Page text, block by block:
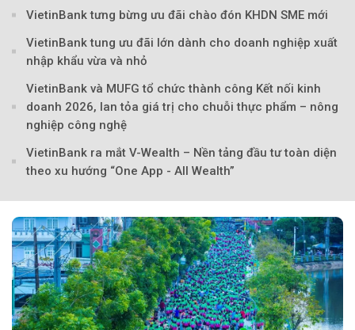
VietinBank tưng bừng ưu đãi chào đón KHDN SME mới
VietinBank tung ưu đãi lớn dành cho doanh nghiệp xuất
nhập khẩu vừa và nhỏ
VietinBank và MUFG tổ chức thành công Kết nối kinh
doanh 2026, lan tỏa giá trị cho chuỗi thực phẩm – nông
nghiệp công nghệ
VietinBank ra mắt V-Wealth – Nền tảng đầu tư toàn diện
theo xu hướng “One App - All Wealth”